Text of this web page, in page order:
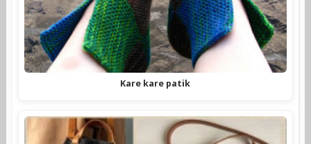
Kare kare patik